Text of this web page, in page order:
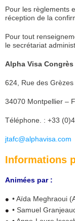
Pour les règlements
réception de la
Pour tout
le secrétariat
Alpha Visa Congrès
624, Rue des Grèzes
34070 Montpellier –
Téléphone. : +33
jtafc@alphavisa.com
Informations
Animées par :
• Aïda Meghraoui
• Samuel